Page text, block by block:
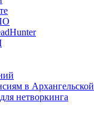
в Архангельской
нетворкинга